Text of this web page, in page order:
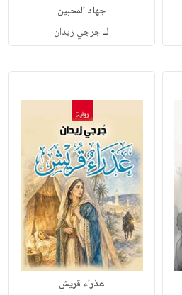
جهاد المحبين
لـجرجي زيدان
عذراء قريش